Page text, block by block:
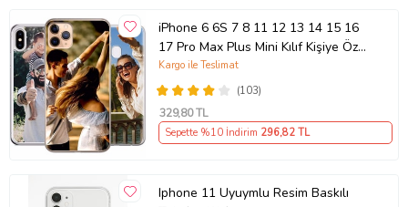
iPhone 6 6S 7 8 11 12 13 14 15 16
17 Pro Max Plus Mini Kılıf Kişiye Özel
Resimli Fotoğraflı Silikon
(103)
Kargo ile Teslimat
329,80 TL
Sepette %10 İndirim 296,82 TL
Iphone 11 Uyuymlu Resim Baskılı